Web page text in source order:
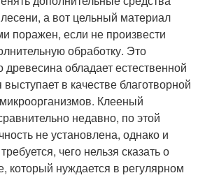
а вот цельный материал
поражен, если не произвести
обработку. Это
древесина обладает естественной
в качестве благотворной
Клееный
недавно, по этой
не установлена, однако и
чего нельзя сказать о
который нуждается в регулярном